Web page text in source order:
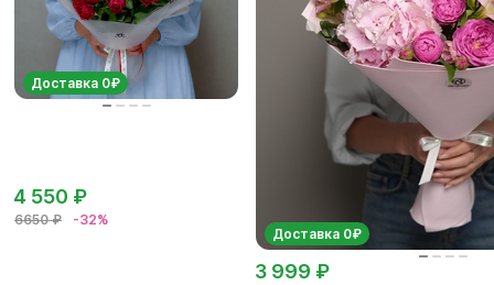
Доставка 0₽
6650 ₽ -32%
4 550 ₽
Доставка 0₽
3 999 ₽